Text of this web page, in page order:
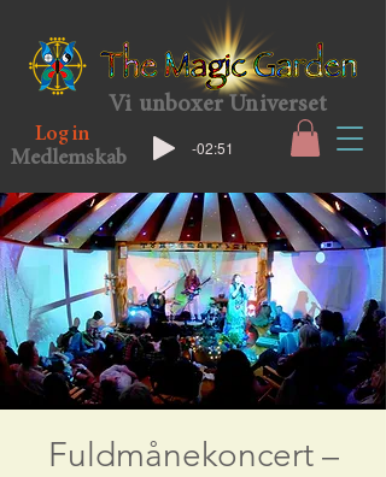
Vi unboxer Universet
Log in
Medlemskab
-02:51
Fuldmånekoncert –